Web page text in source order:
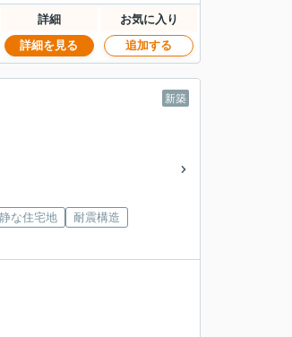
詳細 お気に入り
詳細を見る 追加する
新築
な住宅地
耐震構造